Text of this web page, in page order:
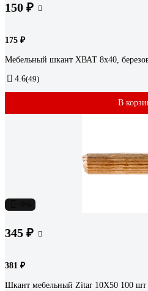
150 ₽
175 ₽
Мебельный шкант ХВАТ 8x40,
4.6(49)
В
345 ₽
381 ₽
Шкант мебельный Zitar 10Х50 100 шт